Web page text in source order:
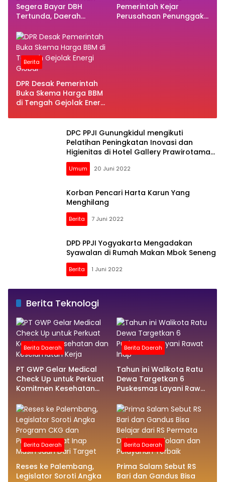
Segera Bayar DBH
Tertunda, Daerah
Nafas Fiskal
Pemerintah Kejar
Perusahaan Penunggak
Berita
DPR Desak Pemerintah
Buka Skema Harga BBM
di Tengah Gejolak Energi
DPC PPJI Gunungkidul mengikuti
Pelatihan Peningkatan Inovasi dan
Higienitas di Hotel Gallery Prawirotaman
Yogyakarta
Umum 20 Juni 2022
Korban Pencari Harta Karun Yang
Menghilang
Berita 7 Juni 2022
DPD PPJI Yogyakarta Mengadakan
Syawalan di Rumah Makan Mbok Seneng
Berita 1 Juni 2022
Berita Teknologi
Berita Daerah
PT GWP Gelar Medical
Check Up untuk Perkuat
Komitmen Kesehatan
Berita Daerah
Tahun ini Walikota Ratu
Dewa Targetkan 6
Puskesmas Layani Rawat
Berita Daerah
Reses ke Palembang,
Legislator Soroti Angka
Berita Daerah
Prima Salam Sebut RS
Bari dan Gandus Bisa